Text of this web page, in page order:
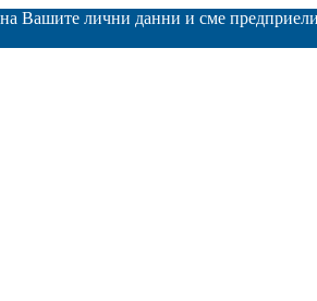
Вашите лични данни и сме